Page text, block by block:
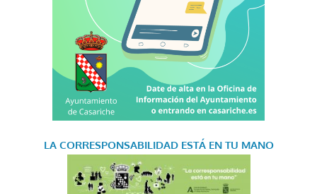
LA CORRESPONSABILIDAD ESTÁ EN TU MANO